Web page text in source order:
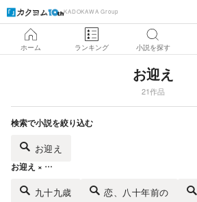
KADOKAWA Group
ホーム ランキング 小説を探す
お迎え
21作品
検索で小説を絞り込む
お迎え
お迎え × …
九十九歳 恋、八十年前の